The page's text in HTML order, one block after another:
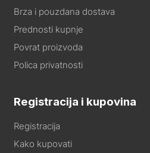
Brza i pouzdana dostava
Prednosti kupnje
Povrat proizvoda
Polica privatnosti
Registracija i kupovina
Registracija
Kako kupovati